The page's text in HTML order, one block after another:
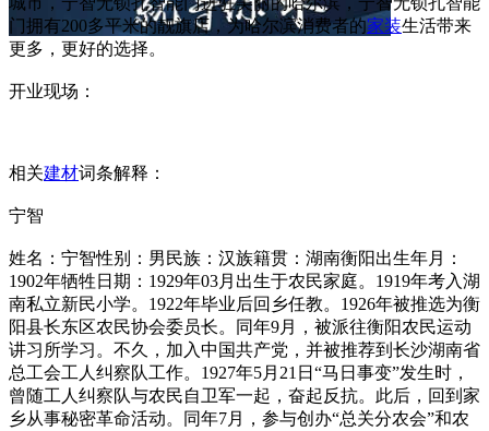
门拥有200多平米的靓旗店，为哈尔滨消费者的家装生活带来
更多，更好的选择。
开业现场：
相关建材词条解释：
宁智
姓名：宁智性别：男民族：汉族籍贯：湖南衡阳出生年月：
1902年牺牲日期：1929年03月出生于农民家庭。1919年考入湖
南私立新民小学。1922年毕业后回乡任教。1926年被推选为衡
阳县长东区农民协会委员长。同年9月，被派往衡阳农民运动
讲习所学习。不久，加入中国共产党，并被推荐到长沙湖南省
总工会工人纠察队工作。1927年5月21日“马日事变”发生时，
曾随工人纠察队与农民自卫军一起，奋起反抗。此后，回到家
乡从事秘密革命活动。同年7月，参与创办“总关分农会”和农